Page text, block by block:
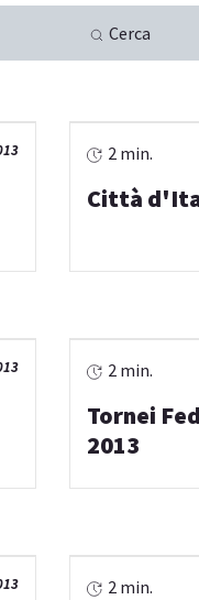
Cerca
2 min.
Città
2 min.
Tornei
2013
2 min.